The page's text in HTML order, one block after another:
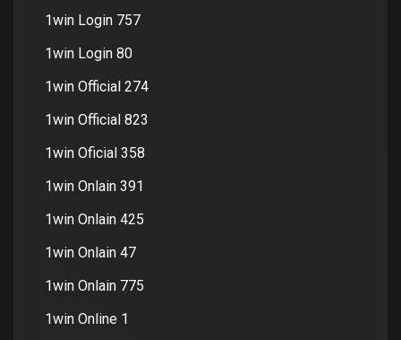
1win Login 757
1win Login 80
1win Official 274
1win Official 823
1win Oficial 358
1win Onlain 391
1win Onlain 425
1win Onlain 47
1win Onlain 775
1win Online 1